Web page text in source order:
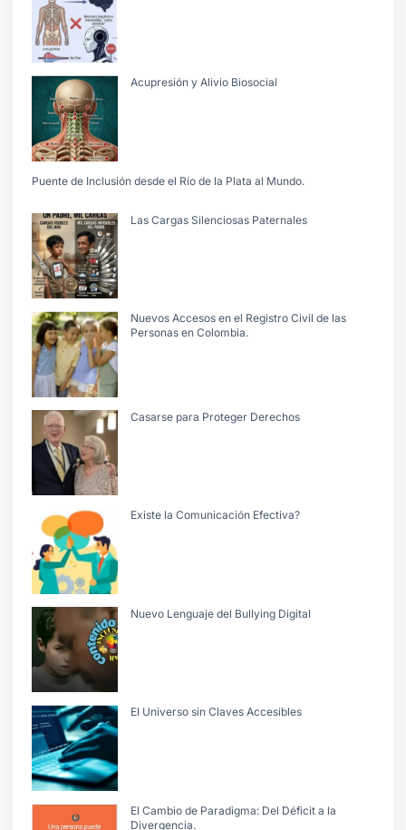
Acupresión y Alivio Biosocial
Puente de Inclusión desde el Río de la Plata al Mundo.
Las Cargas Silenciosas Paternales
Nuevos Accesos en el Registro Civil de las
Personas en Colombia.
Casarse para Proteger Derechos
Existe la Comunicación Efectiva?
Nuevo Lenguaje del Bullying Digital
El Universo sin Claves Accesibles
El Cambio de Paradigma: Del Déficit a la
Divergencia.